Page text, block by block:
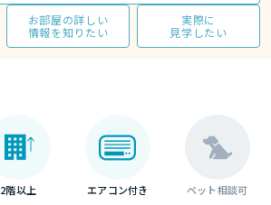
お部屋の詳しい
情報を知りたい
実際に
見学したい
2階以上 エアコン付き ペット相談可